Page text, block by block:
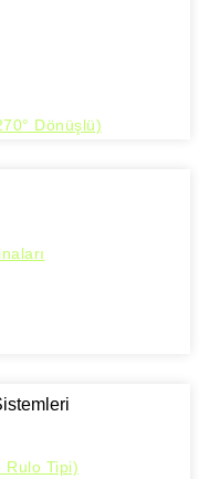
Dönüşlü)
Rulo Tipi)